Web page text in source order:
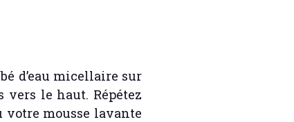
d’eau micellaire sur
vers le haut. Répétez
votre mousse lavante